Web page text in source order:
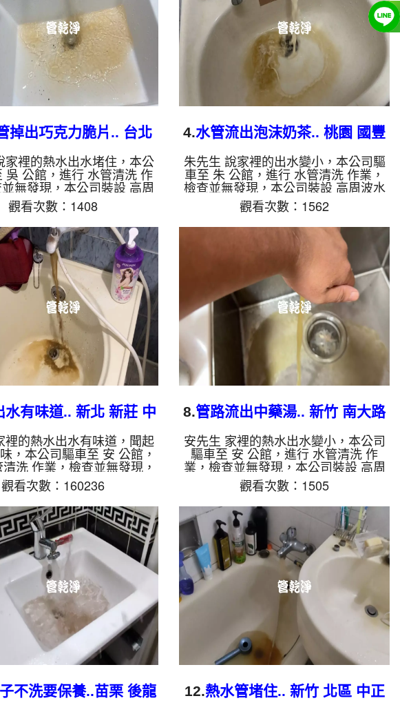
掉出巧克力脆片.. 台北
北寧路 清洗水管
家裡的熱水出水堵住，本公
吳 公館，進行 水管清洗 作
無發現，本公司裝設 高周
洗機，注入 檸檬酸 至水管，
分，開啟 水管清洗機 ，啟動
式，一洗水管就流出髒水，
塊異物，看起來就像是巧克
個多小時後，出水變乾淨熱
恢復了。 如是自來水，如
會產生鐵鏽跟泥沙堆積，洗
會是咖啡色，地下水含有氧
上會結成黑色管垢，洗出來
油一樣黑，有些洗出綠色的
裡面有銅的物質，生鏽產生
銅綠，...
觀看次數：1408
4.水管流出泡沫奶茶.. 桃園 國豐
六街 洗水管
朱先生 說家裡的出水變小，本公司驅
車至 朱 公館，進行 水管清洗 作業，
檢查並無發現，本公司裝設 高周波水
管清洗機，注入 檸檬酸 至水管，等了
約15分，開啟 水管清洗機 ，啟動 螺旋
波 模式，一洗水管就流出髒水，一下
又變成白灰色泡沫水，看起來就像泡沫
奶茶，兩個多小時後，出水變乾淨出水
量也恢復了。 如是自來水，如水管老
化，會產生鐵鏽跟泥沙堆積，洗出來的
水就會是咖啡色，地下水含有氧化錳，
管壁上會結成黑色管垢，洗出來的水會
跟石油一樣黑，有些洗出綠色的水，是
因為裡面有銅的物質，生鏽產生銅綠，
如是藍...
觀看次數：1562
水有味道.. 新北 新莊 中
平路 洗水管
裡的熱水出水有味道，聞起
，本公司驅車至 安 公館，
洗 作業，檢查並無發現，
設 高周波水管清洗機，注入
水管，等了約15分，開啟 水
啟動 螺旋波 模式，一洗水
棕色銹水，源源不絕，兩個多
水量變大出水也沒味道了。
，如水管老化，會產生鐵鏽
，洗出來的水就會是咖啡
含有氧化錳，管壁上會結成
，洗出來的水會跟石油一樣
出綠色的水，是因為裡面有
生鏽產生銅綠，如是藍色的
水，是...
觀看次數：160236
8.管路流出中藥湯.. 新竹 南大路
水管清洗
安先生 家裡的熱水出水變小，本公司
驅車至 安 公館，進行 水管清洗 作
業，檢查並無發現，本公司裝設 高周
波水管清洗機，注入 檸檬酸 至水管，
等了約15分，開啟 水管清洗機 ，啟動
螺旋波 模式，一洗水管就流出棕色銹
水，看起來就像是中藥湯，兩個多小時
後，出水乾淨熱水出水量也恢復了。
如是自來水，如水管老化，會產生鐵鏽
跟泥沙堆積，洗出來的水就會是咖啡
色，地下水含有氧化錳，管壁上會結成
黑色管垢，洗出來的水會跟石油一樣
黑，有些洗出綠色的水，是因為裡面有
銅的物質，生鏽產生銅綠，如是藍色的
水，是因為水...
觀看次數：1505
不洗要保養..苗栗 後龍 12.熱水管堵住.. 新竹 北區 中正